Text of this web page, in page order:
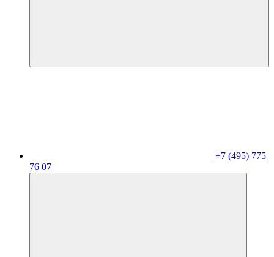
+7 (495) 775
76 07